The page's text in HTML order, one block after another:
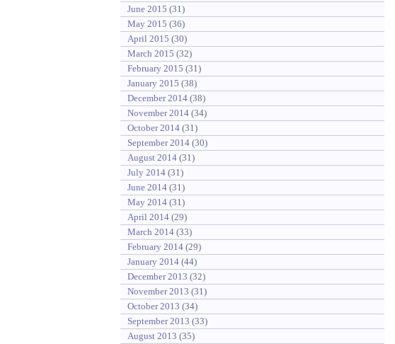
June 2015 (31)
May 2015 (36)
April 2015 (30)
March 2015 (32)
February 2015 (31)
January 2015 (38)
December 2014(38)
November 2014(34)
October 2014(31)
September 2014(30)
August 2014(31)
July 2014(31)
June 2014(31)
May 2014(31)
April 2014(29)
March 2014(33)
February 2014(29)
January 2014(44)
December 2013 (32)
November 2013 (31)
October 2013 (34)
September 2013 (33)
August 2013 (35)